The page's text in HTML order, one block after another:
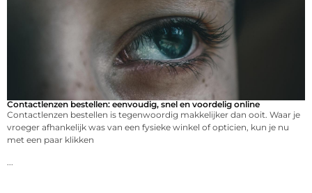
Contactlenzen bestellen: eenvoudig, snel en voordelig online
Contactlenzen bestellen is tegenwoordig makkelijker dan ooit. Waar je
vroeger afhankelijk was van een fysieke winkel of opticien, kun je nu
met een paar klikken
...